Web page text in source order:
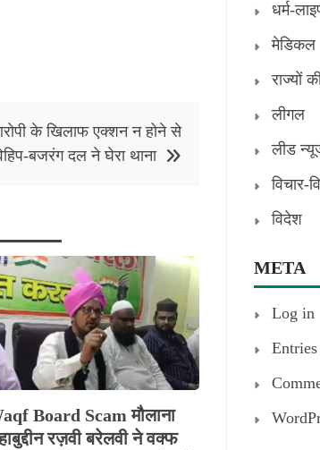
के खिलाफ एक्शन न होने से
बजरंग दल ने घेरा थाना
Board Scam मौलाना
रज़वी बरेलवी ने वक्फ
धर्म-
मेडिकल
राज्यों
लीगल
लीड
विचार-
विदेश
META
Log in